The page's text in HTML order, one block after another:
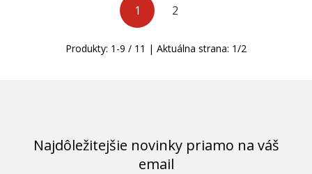
1 2
Produkty: 1 -9 / 11 | Aktuálna strana: 1/2
Najdôležitejšie novinky priamo na váš
email